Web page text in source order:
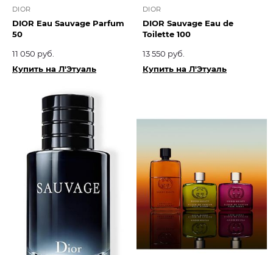
DIOR
DIOR Eau Sauvage Parfum
50
11 050 руб.
Купить на Л'Этуаль
DIOR
DIOR Sauvage Eau de
Toilette 100
13 550 руб.
Купить на Л'Этуаль